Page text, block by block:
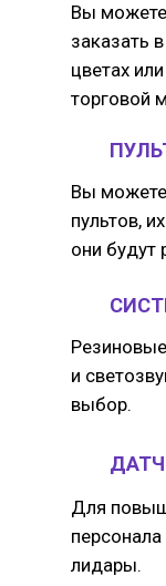
Вы
заказать
цветах
торговой
Вы можете
пультов,
они будут
Для
лидары.
и
выбор.